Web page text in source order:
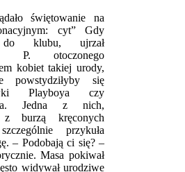
świętowanie na
cyt” Gdy
do klubu, ujrzał
P. otoczonego
kobiet takiej urody,
powstydziłyby się
Playboya czy
Jedna z nich,
z burzą kręconych
przykuła
– Podobają ci się? –
Masa pokiwał
widywał urodziwe